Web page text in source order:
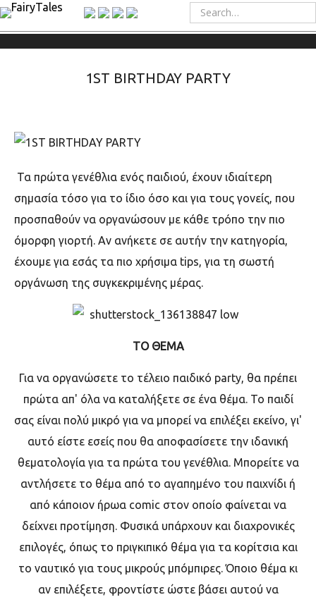
1ST BIRTHDAY PARTY
Τα πρώτα γενέθλια ενός παιδιού, έχουν ιδιαίτερη
σημασία τόσο για το ίδιο όσο και για τους γονείς, που
προσπαθούν να οργανώσουν με κάθε τρόπο την πιο
όμορφη γιορτή. Αν ανήκετε σε αυτήν την κατηγορία,
έχουμε για εσάς τα πιο χρήσιμα tips, για τη σωστή
οργάνωση της συγκεκριμένης μέρας.
TO ΘΕΜΑ
Για να οργανώσετε το τέλειο παιδικό party, θα πρέπει
πρώτα απ' όλα να καταλήξετε σε ένα θέμα. Το παιδί
σας είναι πολύ μικρό για να μπορεί να επιλέξει εκείνο, γι'
αυτό είστε εσείς που θα αποφασίσετε την ιδανική
θεματολογία για τα πρώτα του γενέθλια. Μπορείτε να
αντλήσετε το θέμα από το αγαπημένο του παιχνίδι ή
από κάποιον ήρωα comic στον οποίο φαίνεται να
δείχνει προτίμηση. Φυσικά υπάρχουν και διαχρονικές
επιλογές, όπως το πριγκιπικό θέμα για τα κορίτσια και
το ναυτικό για τους μικρούς μπόμπιρες. Όποιο θέμα κι
αν επιλέξετε, φροντίστε ώστε βάσει αυτού να